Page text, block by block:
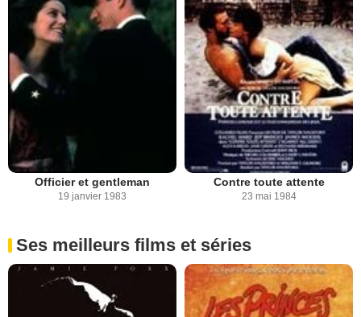
Officier et gentleman
19 janvier 1983
Contre toute attente
23 mai 1984
Ses meilleurs films et séries